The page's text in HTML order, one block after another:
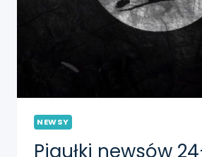
NEWSY
Pigułki newsów